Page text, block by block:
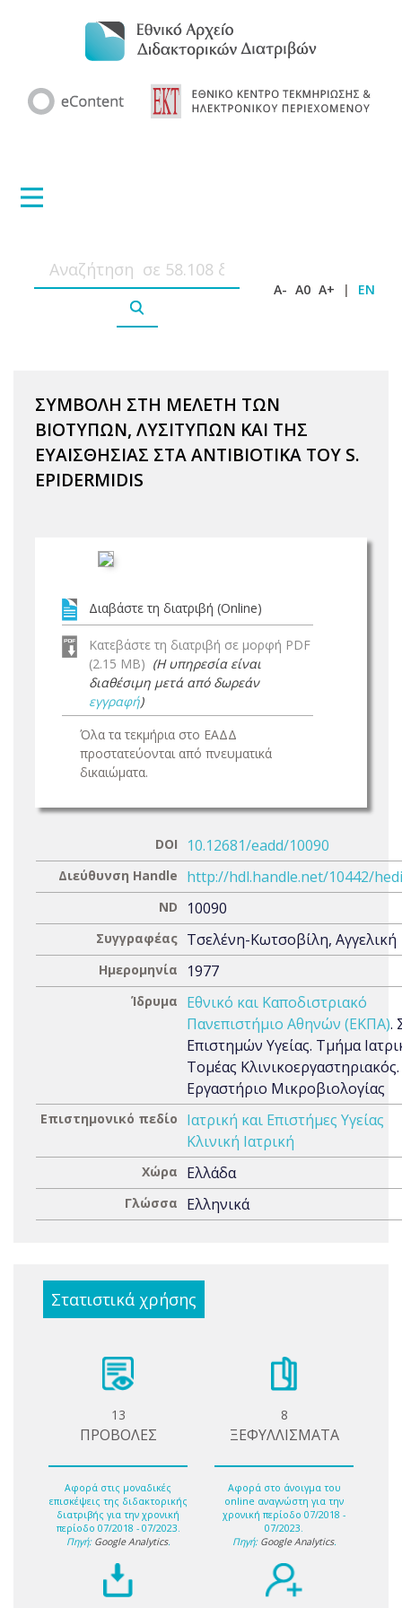
A- A0 A+ | EN
ΣΥΜΒΟΛΗ ΣΤΗ ΜΕΛΕΤΗ ΤΩΝ
ΒΙΟΤΥΠΩΝ, ΛΥΣΙΤΥΠΩΝ ΚΑΙ ΤΗΣ
ΕΥΑΙΣΘΗΣΙΑΣ ΣΤΑ ΑΝΤΙΒΙΟΤΙΚΑ ΤΟΥ S.
EPIDERMIDIS
Διαβάστε τη διατριβή (Online)
Κατεβάστε τη διατριβή σε μορφή PDF
(2.15 MB) (Η υπηρεσία είναι
διαθέσιμη μετά από δωρεάν
εγγραφή)
Όλα τα τεκμήρια στο ΕΑΔΔ
προστατεύονται από πνευματικά
δικαιώματα.
DOI 10.12681/eadd/10090
Διεύθυνση Handle http://hdl.handle.net/10442/
ND 10090
Συγγραφέας Τσελένη-Κωτσοβίλη, Αγγελική
Ημερομηνία 1977
Ίδρυμα
Εθνικό και Καποδιστριακό
Πανεπιστήμιο Αθηνών (ΕΚΠΑ).
Επιστημών Υγείας. Τμήμα
Τομέας Κλινικοεργαστηριακός.
Εργαστήριο Μικροβιολογίας
Επιστημονικό πεδίο
Ιατρική και Επιστήμες Υγείας
Κλινική Ιατρική
Χώρα Ελλάδα
Γλώσσα Ελληνικά
Στατιστικά χρήσης
13
ΠΡΟΒΟΛΕΣ
Αφορά στις μοναδικές
επισκέψεις της διδακτορικής
διατριβής για την χρονική
περίοδο 07/2018 - 07/2023.
Πηγή: Google Analytics.
8
ΞΕΦΥΛΛΙΣΜΑΤΑ
Αφορά στο άνοιγμα του
online αναγνώστη για την
χρονική περίοδο 07/2018 -
07/2023.
Πηγή: Google Analytics.